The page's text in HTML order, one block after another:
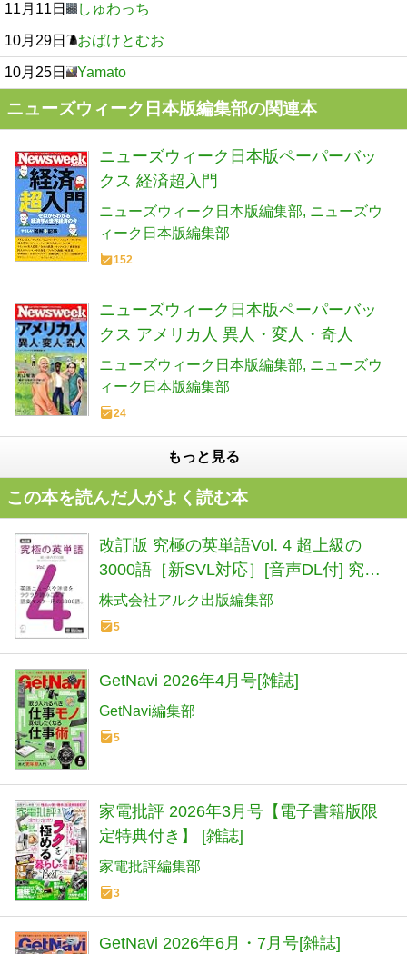
11月11日 しゅわっち
10月29日 おばけとむお
10月25日 Yamato
ニューズウィーク日本版編集部の関連本
ニューズウィーク日本版ペーパーバッ
クス 経済超入門
ニューズウィーク日本版編集部 ニューズウ
ィーク日本版編集部
152
ニューズウィーク日本版ペーパーバッ
クス アメリカ人 異人・変人・奇人
ニューズウィーク日本版編集部 ニューズウ
ィーク日本版編集部
24
もっと見る
この本を読んだ人がよく読む本
改訂版 究極の英単語Vol. 4 超上級の
3000語［新SVL対応］[音声DL付] 究極
シリーズ
株式会社アルク出版編集部
5
GetNavi 2026年4月号[雑誌]
GetNavi編集部
5
家電批評 2026年3月号【電子書籍版限
定特典付き】 [雑誌]
家電批評編集部
3
GetNavi 2026年6月・7月号[雑誌]